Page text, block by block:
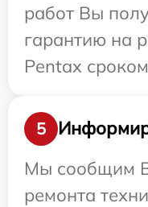
работ Вы
гарантию на
Pentax
5
Мы сообщим
ремонта